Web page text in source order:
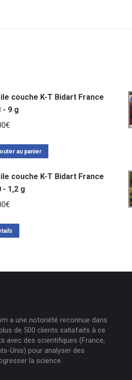
couche K-T Bidart France
- 9 g
€
au panier
couche K-T Bidart France
- 1,2 g
€
a une notoriété reconnue dans
de 500 clients satisfaits à ce
avec des scientifiques (France,
Unis) pour analyser des
la science.